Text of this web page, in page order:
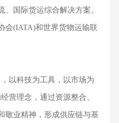
、国际货运综合解决方案。
会(IATA)和世界货物运输联
以科技为工具，以市场为
营理念，通过资源整合、
敬业精神，形成供应链与基